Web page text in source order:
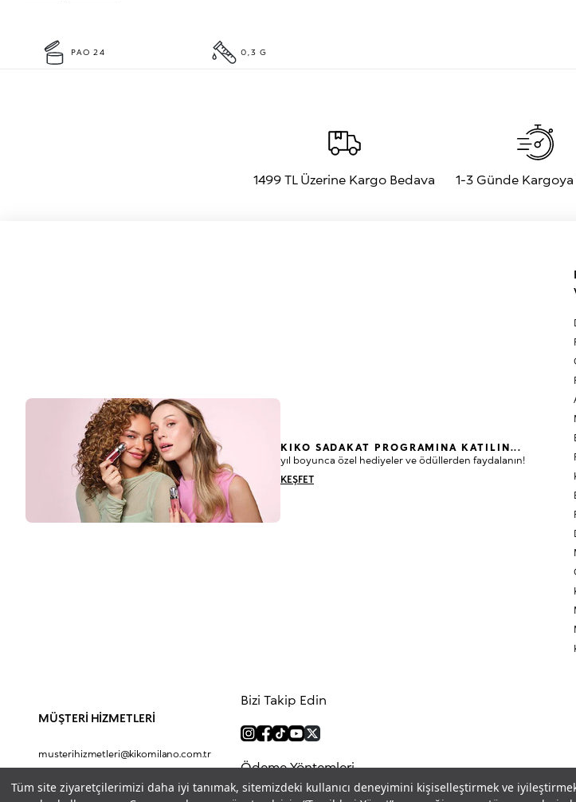
Tüm site ziyaretçilerimizi daha iyi tanımak, sitemizdeki kullanıcı deneyimini kişiselleştirmek ve
PAO 24 0,3 G
1499 TL Üzerine Kargo Bedava 1-3 Günde Kargoya
KIKO SADAKAT PROGRAMINA KATILIN...
yıl boyunca özel hediyeler ve ödüllerden faydalanın!
KEŞFET
MÜŞTERİ HİZMETLERİ
musterihizmetleri@kikomilano.com.tr
Bizi Takip Edin
Ödeme Yöntemleri